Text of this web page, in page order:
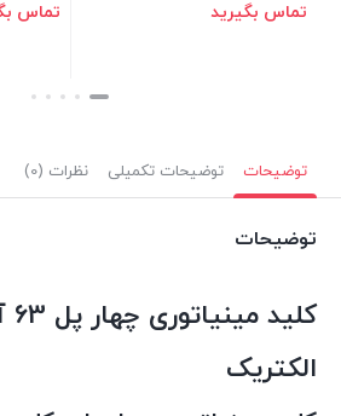
تماس بگیرید
توضیحات توضیحات تکمیلی نظرات (0)
توضیحات
الکتریک